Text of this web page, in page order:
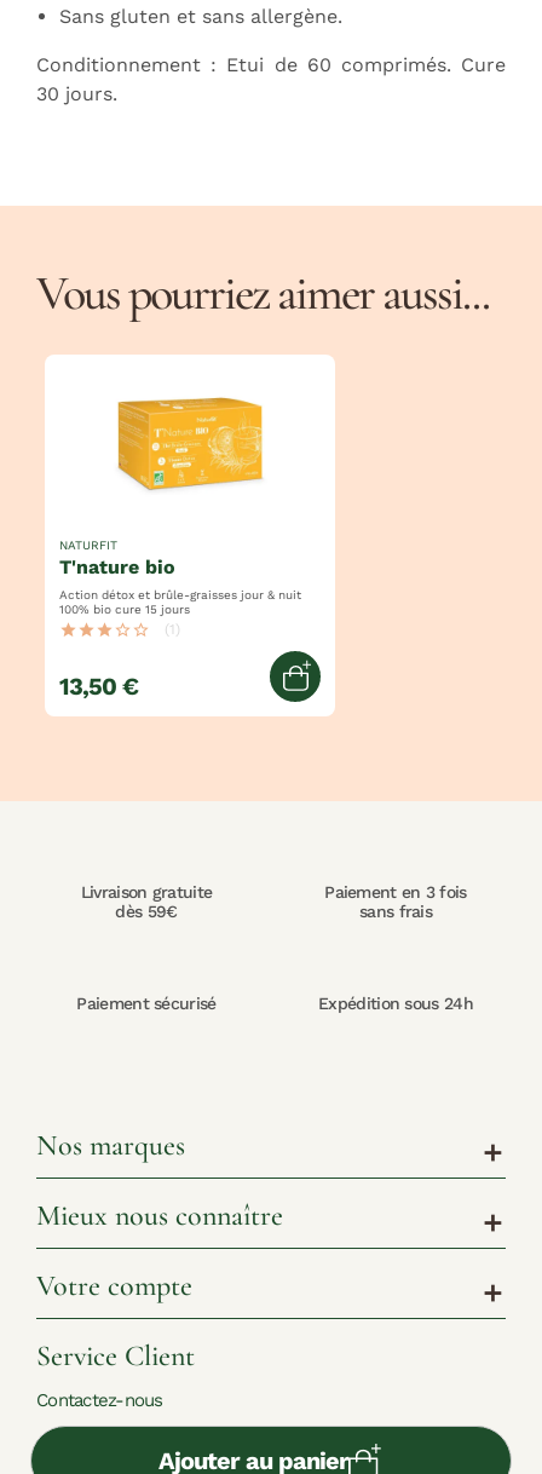
Ajouter au panier
Sans gluten et sans allergène.
Conditionnement : Etui de 60 comprimés. Cure
30 jours.
Vous pourriez aimer aussi...
t'nature bio
NATURFIT
Action détox et brûle-graisses jour & nuit
100% bio cure 15 jours
star star star star_border star_border (1)
13,50 € Ajouter au panier
Livraison gratuite
dès 59€
Paiement en 3 fois
sans frais
Paiement sécurisé Expédition sous 24h
Nos marques add
Mieux nous connaître add
Votre compte add
Service Client
Contactez-nous